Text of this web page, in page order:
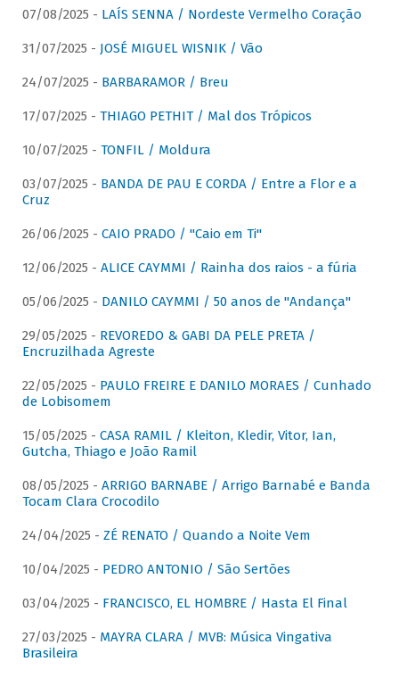
07/08/2025 - LAÍS SENNA / Nordeste Vermelho Coração
31/07/2025 - JOSÉ MIGUEL WISNIK / Vão
24/07/2025 - BARBARAMOR / Breu
17/07/2025 - THIAGO PETHIT / Mal dos Trópicos
10/07/2025 - TONFIL / Moldura
03/07/2025 - BANDA DE PAU E CORDA / Entre a Flor e a
Cruz
26/06/2025 - CAIO PRADO / "Caio em Ti"
12/06/2025 - ALICE CAYMMI / Rainha dos raios - a fúria
05/06/2025 - DANILO CAYMMI / 50 anos de "Andança"
29/05/2025 - REVOREDO & GABI DA PELE PRETA /
Encruzilhada Agreste
22/05/2025 - PAULO FREIRE E DANILO MORAES / Cunhado
de Lobisomem
15/05/2025 - CASA RAMIL / Kleiton, Kledir, Vitor, Ian,
Gutcha, Thiago e João Ramil
08/05/2025 - ARRIGO BARNABE / Arrigo Barnabé e Banda
Tocam Clara Crocodilo
24/04/2025 - ZÉ RENATO / Quando a Noite Vem
10/04/2025 - PEDRO ANTONIO / São Sertões
03/04/2025 - FRANCISCO, EL HOMBRE / Hasta El Final
27/03/2025 - MAYRA CLARA / MVB: Música Vingativa
Brasileira